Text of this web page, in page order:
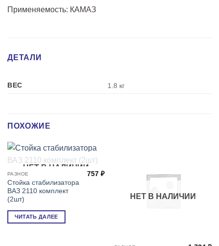
Применяемость: КАМАЗ
ДЕТАЛИ
ВЕС 1.8 кг
ПОХОЖИЕ
НЕТ В НАЛИЧИИ
РАЗНОЕ
Стойка стабилизатора
ВАЗ 2110 комплект
(2шт)
757₽
ЧИТАТЬ ДАЛЕЕ
НЕТ В НАЛИЧИИ